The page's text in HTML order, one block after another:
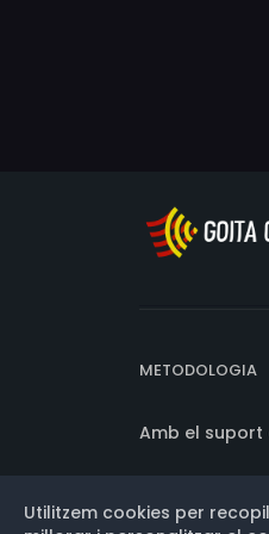
METODOLOGIA
Amb el
Versió:
Utilitzem cookies per